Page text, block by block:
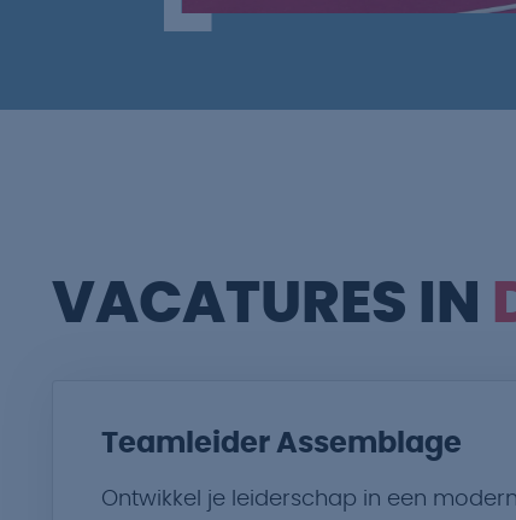
VACATURES IN
Teamleider Assemblage
Ontwikkel je leiderschap in een